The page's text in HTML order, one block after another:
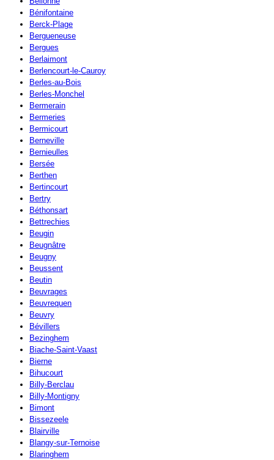
Bénifontaine
Berck-Plage
Bergueneuse
Bergues
Berlaimont
Berlencourt-le-Cauroy
Berles-au-Bois
Berles-Monchel
Bermerain
Bermeries
Bermicourt
Berneville
Bernieulles
Bersée
Berthen
Bertincourt
Bertry
Béthonsart
Bettrechies
Beugin
Beugnâtre
Beugny
Beussent
Beutin
Beuvrages
Beuvrequen
Beuvry
Bévillers
Bezinghem
Biache-Saint-Vaast
Bierne
Bihucourt
Billy-Berclau
Billy-Montigny
Bimont
Bissezeele
Blairville
Blangy-sur-Ternoise
Blaringhem